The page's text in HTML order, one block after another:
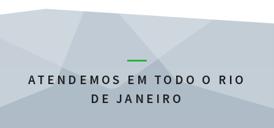
ATENDEMOS EM TODO O RIO
DE JANEIRO